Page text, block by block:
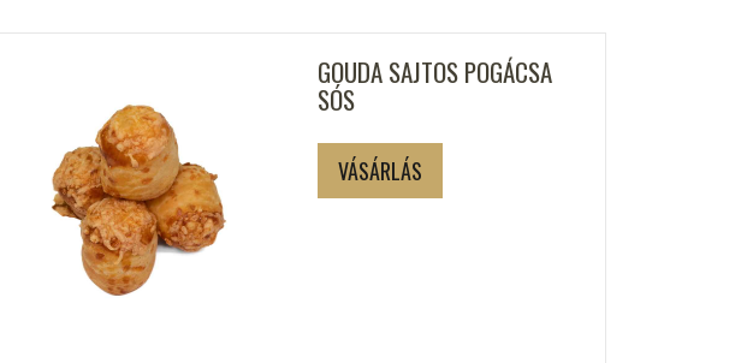
GOUDA SAJTOS POGÁCSA
SÓS
VÁSÁRLÁS